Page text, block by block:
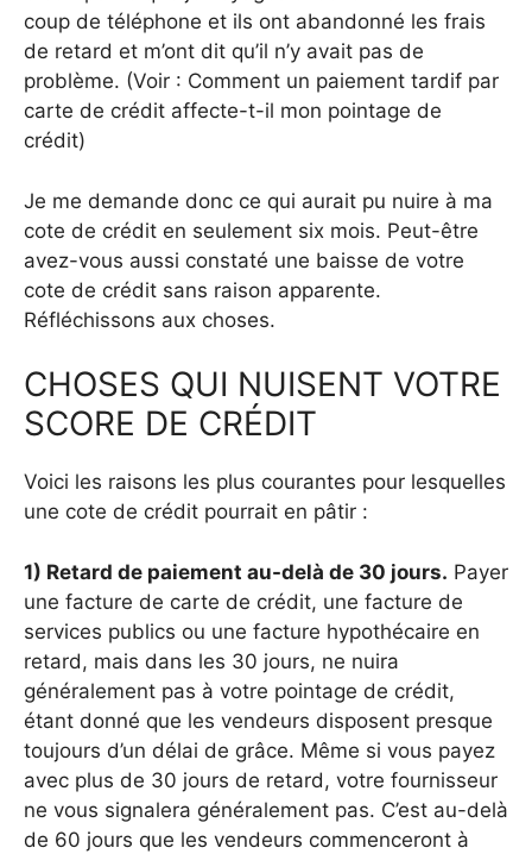
coup de téléphone et ils ont abandonné les frais
de retard et m’ont dit qu’il n’y avait pas de
problème. (Voir : Comment un paiement tardif par
carte de crédit affecte-t-il mon pointage de
crédit)
Je me demande donc ce qui aurait pu nuire à ma
cote de crédit en seulement six mois. Peut-être
avez-vous aussi constaté une baisse de votre
cote de crédit sans raison apparente.
Réfléchissons aux choses.
CHOSES QUI NUISENT VOTRE
SCORE DE CRÉDIT
Voici les raisons les plus courantes pour lesquelles
une cote de crédit pourrait en pâtir :
1) Retard de paiement au-delà de 30 jours. Payer
une facture de carte de crédit, une facture de
services publics ou une facture hypothécaire en
retard, mais dans les 30 jours, ne nuira
généralement pas à votre pointage de crédit,
étant donné que les vendeurs disposent presque
toujours d’un délai de grâce. Même si vous payez
avec plus de 30 jours de retard, votre fournisseur
ne vous signalera généralement pas. C’est au-delà
de 60 jours que les vendeurs commenceront à